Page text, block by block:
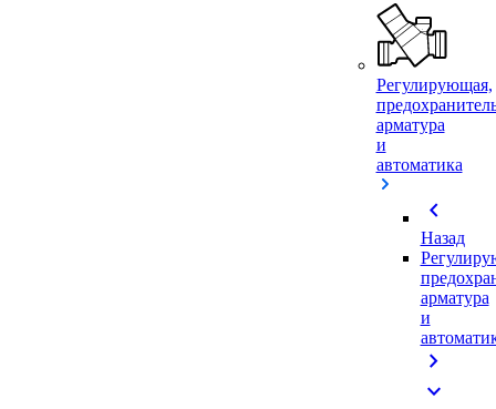
Регулирующая,
арматура
и
автоматика
chevron_left
Назад
арматура
и
chevron_right
expand_more